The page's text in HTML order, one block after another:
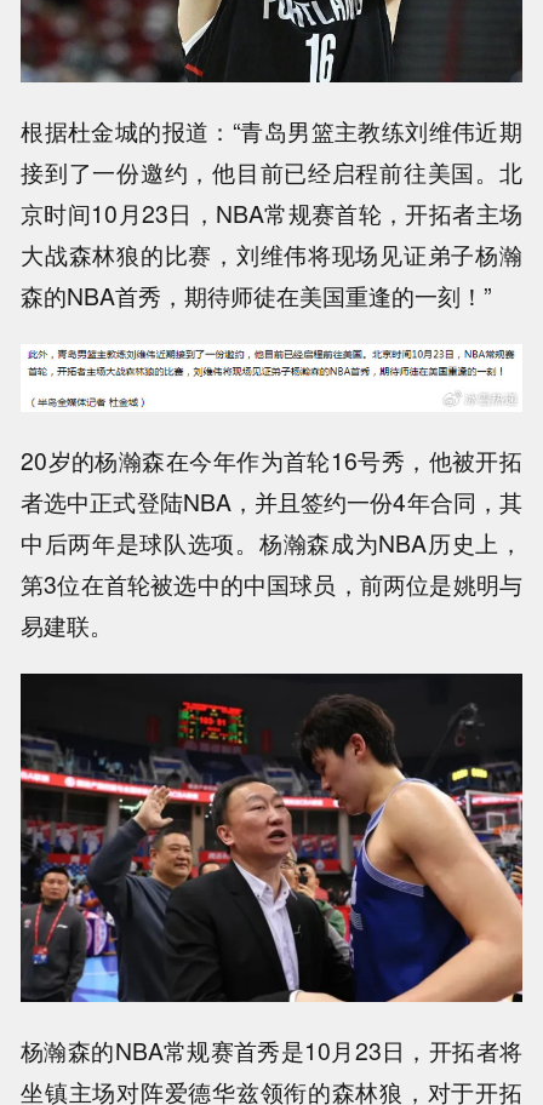
根据杜金城的报道：“青岛男篮主教练刘维伟近期
接到了一份邀约，他目前已经启程前往美国。北
京时间10月23日，NBA常规赛首轮，开拓者主场
大战森林狼的比赛，刘维伟将现场见证弟子杨瀚
森的NBA首秀，期待师徒在美国重逢的一刻！”
20岁的杨瀚森在今年作为首轮16号秀，他被开拓
者选中正式登陆NBA，并且签约一份4年合同，其
中后两年是球队选项。杨瀚森成为NBA历史上，
第3位在首轮被选中的中国球员，前两位是姚明与
易建联。
杨瀚森的NBA常规赛首秀是10月23日，开拓者将
坐镇主场对阵爱德华兹领衔的森林狼，对于开拓